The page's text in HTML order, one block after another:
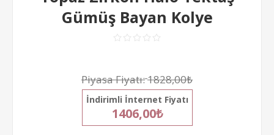
Gümüş Bayan Kolye
Piyasa Fiyatı:1828,00₺
İndirimli İnternet Fiyatı
1406,00₺